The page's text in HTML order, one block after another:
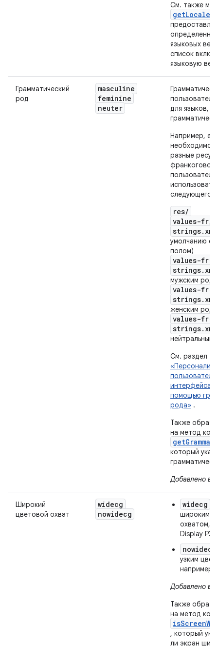
См. также
getLocales
языковых
список
языковую
Грамматический
род
masculine
feminine
neuter
для языков, в
Например,
необходимо
разные
использовать
следующего
res/
values-fr/
strings.xml
умолчанию с
полом)
values-fr-
strings.xml
мужским
values-fr-
strings.xml
женским
values-fr-
strings.xml
нейтральным
См. раздел
интерфейса
помощью
рода» .
Также
на метод
который
Добавлено в
Широкий
цветовой охват
widecg
nowidecg
widecg
широким
охватом,
Display P3
nowidecg
узким
например,
Добавлено в
Также
на метод
, который
ли экран